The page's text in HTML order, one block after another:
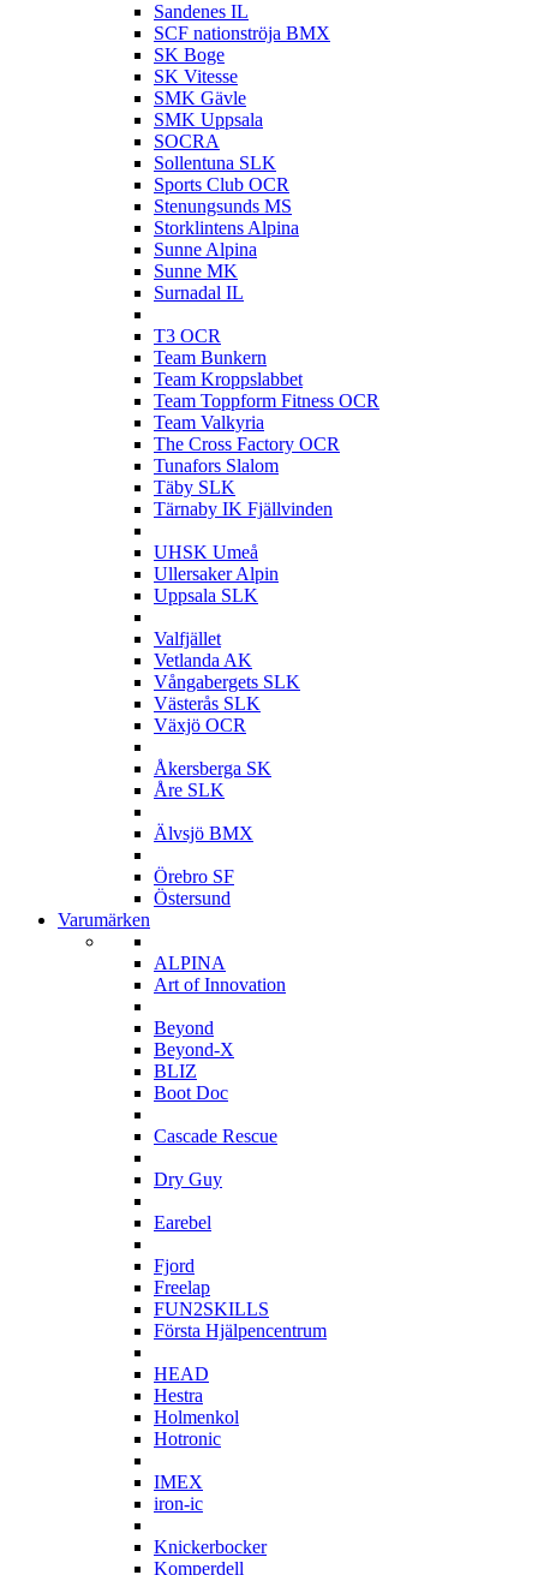
Sandenes IL
SCF nationströja BMX
SK Boge
SK Vitesse
SMK Gävle
SMK Uppsala
SOCRA
Sollentuna SLK
Sports Club OCR
Stenungsunds MS
Storklintens Alpina
Sunne Alpina
Sunne MK
Surnadal IL
T3 OCR
Team Bunkern
Team Kroppslabbet
Team Toppform Fitness OCR
Team Valkyria
The Cross Factory OCR
Tunafors Slalom
Täby SLK
Tärnaby IK Fjällvinden
UHSK Umeå
Ullersaker Alpin
Uppsala SLK
Valfjället
Vetlanda AK
Vångabergets SLK
Västerås SLK
Växjö OCR
Åkersberga SK
Åre SLK
Älvsjö BMX
Örebro SF
Östersund
Varumärken
ALPINA
Art of Innovation
Beyond
Beyond-X
BLIZ
Boot Doc
Cascade Rescue
Dry Guy
Earebel
Fjord
Freelap
FUN2SKILLS
Första Hjälpencentrum
HEAD
Hestra
Holmenkol
Hotronic
IMEX
iron-ic
Knickerbocker
Komperdell